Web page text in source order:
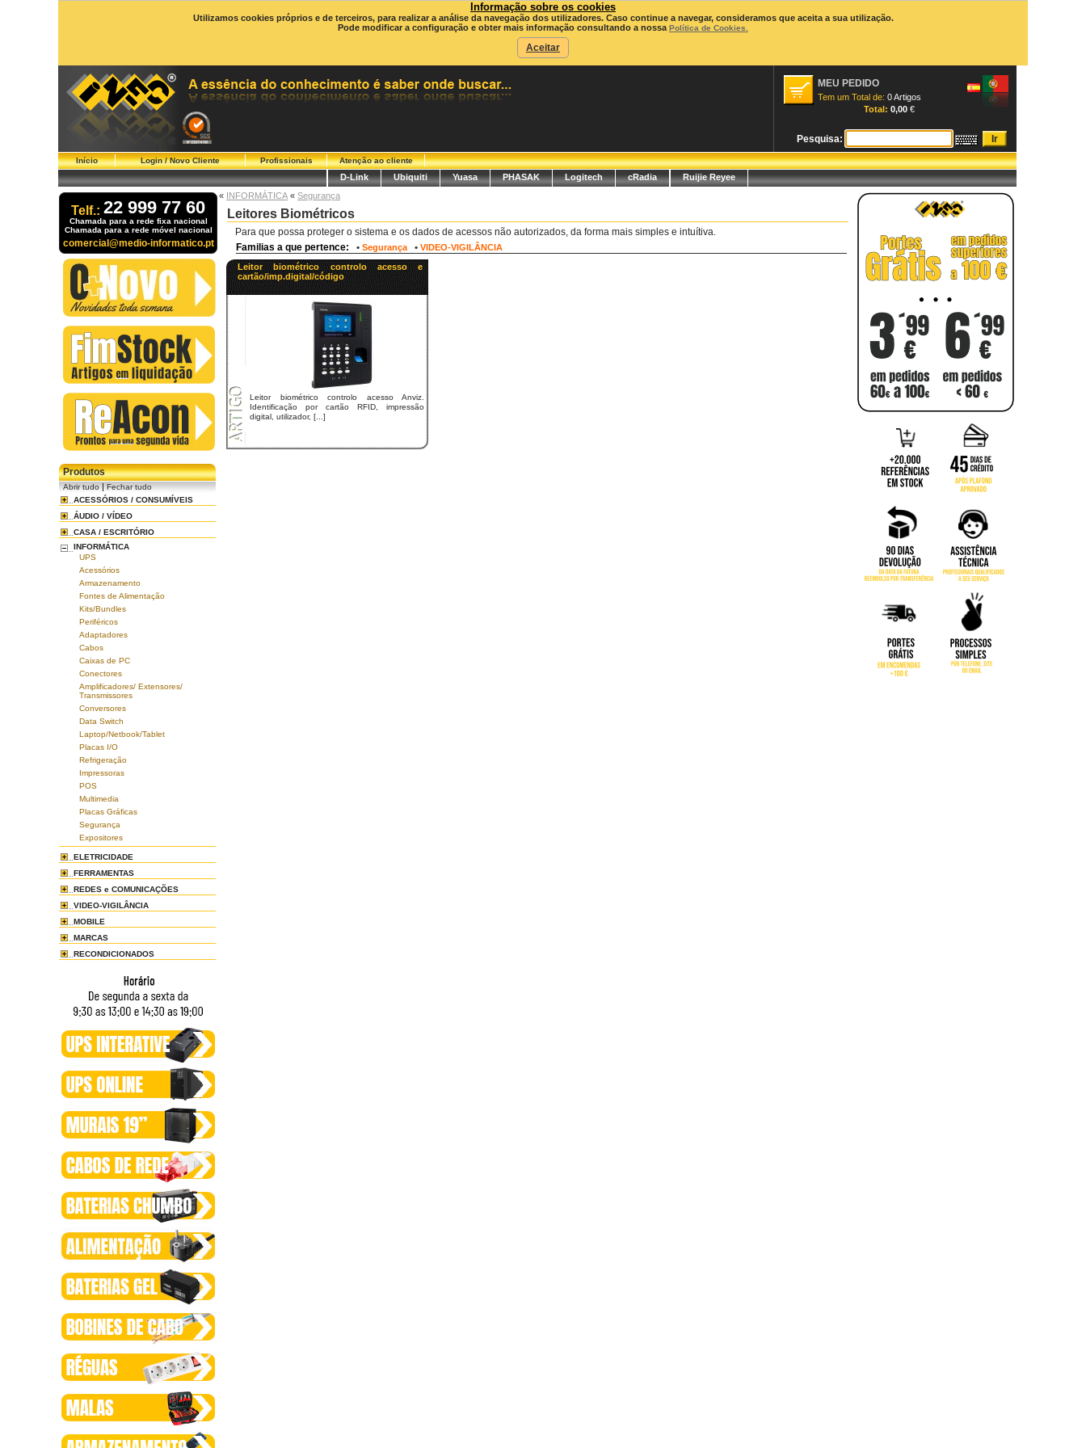
Informação sobre os cookies
Utilizamos cookies próprios e de terceiros, para realizar a análise da navegação dos utilizadores. Caso continue a navegar, consideramos que aceita a sua utilização.
Pode modificar a configuração e obter mais informação consultando a nossa Política de Cookies.
Aceitar
MEU PEDIDO
Tem um Total de: 0 Artigos
Total: 0,00 €
Pesquisa:
Início Login / Novo Cliente Profissionais Atenção ao cliente
D-Link Ubiquiti Yuasa PHASAK Logitech cRadia Ruijie Reyee
Telf.: 22 999 77 60
Chamada para a rede fixa nacional
Chamada para a rede móvel nacional
comercial@medio-informatico.pt
Produtos
Abrir tudo|Fechar tudo
ACESSÓRIOS / CONSUMÍVEIS
ÁUDIO / VÍDEO
CASA / ESCRITÓRIO
INFORMÁTICA
UPS
Acessórios
Armazenamento
Fontes de Alimentação
Kits/Bundles
Periféricos
Adaptadores
Cabos
Caixas de PC
Conectores
Amplificadores/ Extensores/
Transmissores
Conversores
Data Switch
Laptop/Netbook/Tablet
Placas I/O
Refrigeração
Impressoras
POS
Multimedia
Placas Gráficas
Segurança
Expositores
ELETRICIDADE
FERRAMENTAS
REDES e COMUNICAÇÕES
VIDEO-VIGILÂNCIA
MOBILE
MARCAS
RECONDICIONADOS
« INFORMÁTICA « Segurança
Leitores Biométricos
Para que possa proteger o sistema e os dados de acessos não autorizados, da forma mais simples e intuítiva.
Familias a que pertence: • Segurança • VIDEO-VIGILÂNCIA
Leitor biométrico controlo acesso e
cartão/imp.digital/código
Leitor biométrico controlo acesso Anviz.
Identificação por cartão RFID, impressão
digital, utilizador, [...]